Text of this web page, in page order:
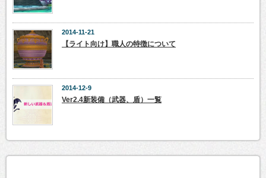
2014-11-21
【ライト向け】職人の特徴について
2014-12-9
Ver2.4新装備（武器、盾）一覧